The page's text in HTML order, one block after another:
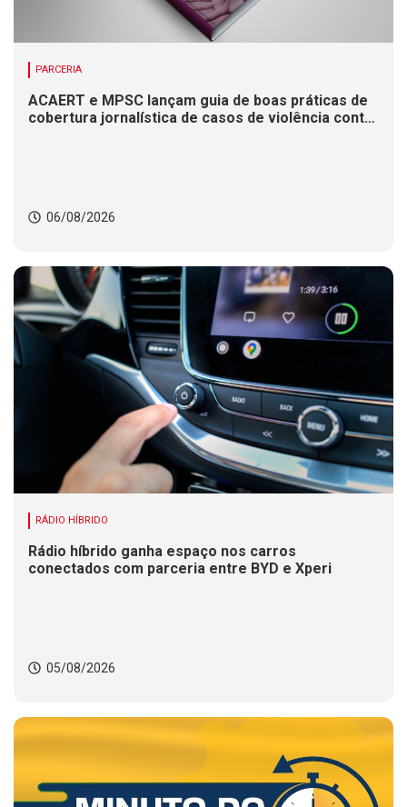
PARCERIA
ACAERT e MPSC lançam guia de boas práticas de
cobertura jornalística de casos de violência contra
06/08/2026
RÁDIO HÍBRIDO
Rádio híbrido ganha espaço nos carros
conectados com parceria entre BYD e Xperi
05/08/2026